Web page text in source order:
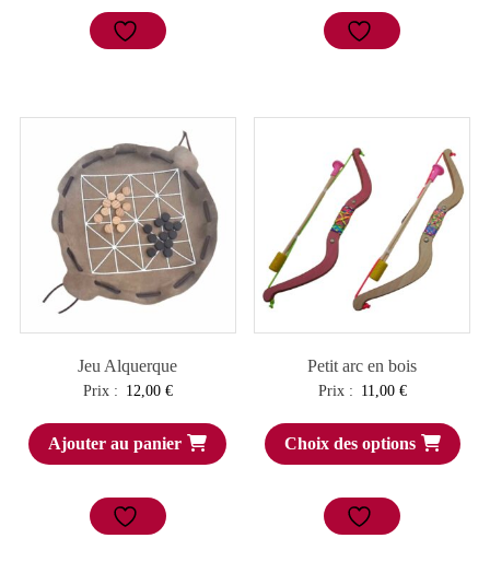
Jeu Alquerque
Prix : 12,00 €
Ajouter au panier
Petit arc en bois
Prix : 11,00 €
Choix des options